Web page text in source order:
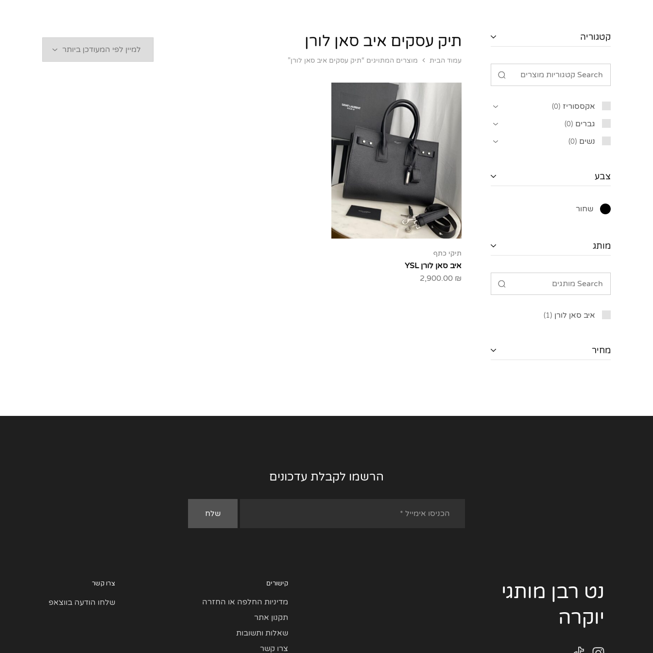
תיק עסקים איב סאן לורן
עמוד הבית מוצרים המתויגים “תיק עסקים איב סאן לורן”
תיקי כתף
איב סאן לורן YSL
2,900.00 ₪
קטגוריה
אקססוריז 0
גברים 0
נשים 0
צבע
שחור
מותג
איב סאן לורן 1
מחיר
הרשמו לקבלת עדכונים
נט רבן מותגי
יוקרה
קישורים
מדיניות החלפה או החזרה
תקנון אתר
שאלות ותשובות
צרו קשר
צרו קשר
שלחו הודעה בווצאפ